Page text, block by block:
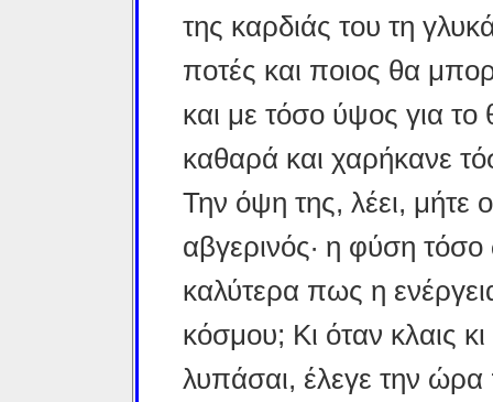
της καρδιάς του τη
ποτές και ποιος θα
και με τόσο ύψος για το
καθαρά και χαρήκανε
Την όψη της, λέει, μήτε
αβγερινός· η φύση τόσο
καλύτερα πως η
κόσμου; Κι όταν κλαις
λυπάσαι, έλεγε την